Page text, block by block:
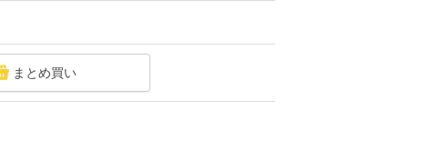
まとめ買い